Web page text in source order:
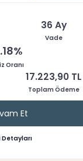
36 Ay
Vade
Oranı
17.223,90 TL
Toplam Ödeme
Et
Detayları